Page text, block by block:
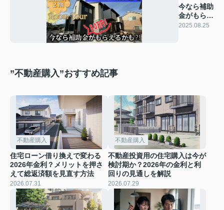
今なら補助
金がもらえ
るかも？！
2025.08.25
”不動産購入”おすすめ記事
不動産購入
住宅ローン借り換えで変わる
2026年金利？メリットを押さ
えて総返済額を見直す方法
2026.07.31
不動産購入
不動産投資用の住宅購入は今が
検討期か？2026年の金利と利
回りの見通しを解説
2026.07.29